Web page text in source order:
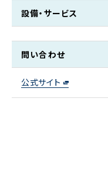
設備・サービス
問い合わせ
公式サイト